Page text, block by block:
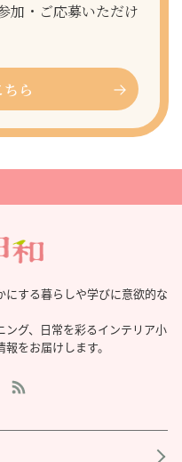
加・ご応募いただけ
ら
する暮らしや学びに意欲的な
グ、日常を彩るインテリア小
をお届けします。